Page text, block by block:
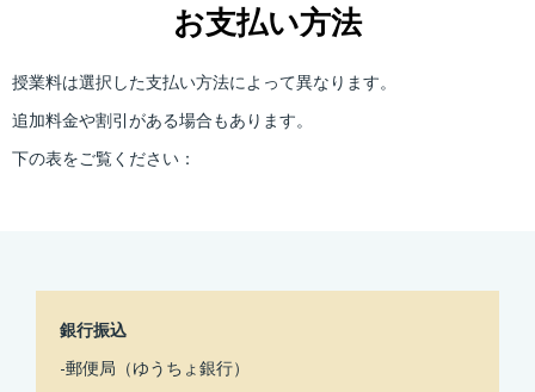
お支払い方法
授業料は選択した支払い方法によって異なります。
追加料金や割引がある場合もあります。
下の表をご覧ください：
銀行振込
-郵便局（ゆうちょ銀行）